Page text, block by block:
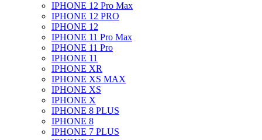
IPHONE 12 Pro Max
IPHONE 12 PRO
IPHONE 12
IPHONE 11 Pro Max
IPHONE 11 Pro
IPHONE 11
IPHONE XR
IPHONE XS MAX
IPHONE XS
IPHONE X
IPHONE 8 PLUS
IPHONE 8
IPHONE 7 PLUS